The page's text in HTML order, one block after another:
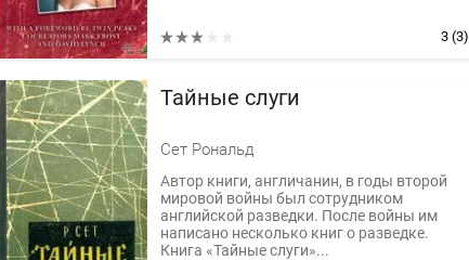
3 (3)
Тайные слуги
Сет Рональд
Автор книги, англичанин, в годы второй
мировой войны был сотрудником
английской разведки. После войны им
написано несколько книг о разведке.
Книга «Тайные слуги»...